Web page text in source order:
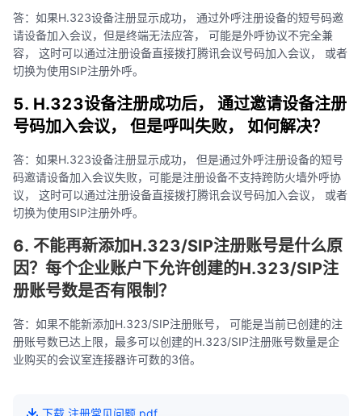
答：如果H.323设备注册显示成功， 通过外呼注册设备的短号码邀
请设备加入会议，但是终端无法应答， 可能是外呼协议不完全兼
容， 这时可以通过注册设备直接拨打腾讯会议号码加入会议， 或者
切换为使用SIP注册外呼。
5. H.323设备注册成功后， 通过邀请设备注册
号码加入会议， 但是呼叫失败， 如何解决？
答：如果H.323设备注册显示成功， 但是通过外呼注册设备的短号
码邀请设备加入会议失败，可能是注册设备不支持跨防火墙外呼协
议， 这时可以通过注册设备直接拨打腾讯会议号码加入会议， 或者
切换为使用SIP注册外呼。
6. 不能再新添加H.323/SIP注册账号是什么原
因？每个企业账户下允许创建的H.323/SIP注
册账号数是否有限制？
答：如果不能新添加H.323/SIP注册账号， 可能是当前已创建的注
册账号数已达上限，最多可以创建的H.323/SIP注册账号数量是企
业购买的会议室连接器许可数的3倍。
下载 注册常见问题 .pdf